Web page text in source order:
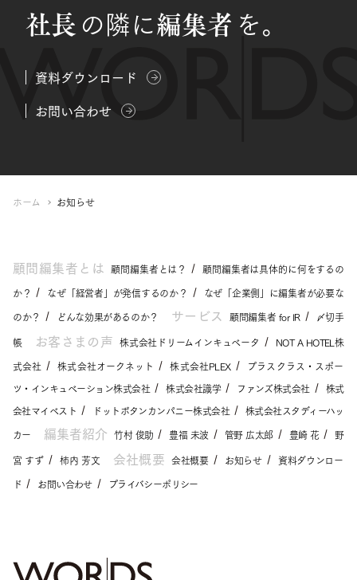
社長の隣に編集者 を。
資料ダウンロード
お問い合わせ
ホーム お知らせ
顧問編集者とは 顧問編集者とは？
顧問編集者は具体的に何をするの
か？
なぜ「経営者」が発信するのか？
なぜ「企業側」に編集者が必要な
のか？
どんな効果があるのか？ サービス 顧問編集者 for IR
〆切手
帳
お客さまの声 株式会社ドリームインキュベータ
NOT A HOTEL株
式会社
株式会社オークネット 株式会社PLEX
プラスクラス・スポー
ツ・インキュベーション株式会社
株式会社識学 ファンズ株式会社
株式
会社マイベスト
ドットボタンカンパニー株式会社
株式会社スタディーハッ
カー
編集者紹介 竹村 俊助 豊福 未波 管野 広太郎 豊崎 花
野
宮 すず
柿内 芳文 会社概要 会社概要 お知らせ
資料ダウンロー
ド
お問い合わせ プライバシーポリシー